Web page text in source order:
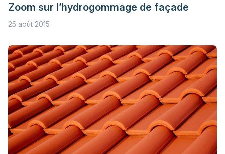
Zoom sur l’hydrogommage de façade
25 août 2015